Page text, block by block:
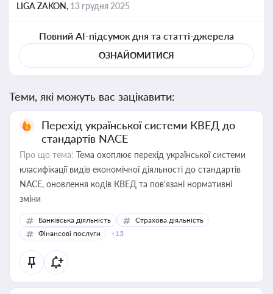
LIGA ZAKON, 13 грудня 2025
Повний AI-підсумок дня та статті-джерела
ОЗНАЙОМИТИСЯ
Теми, які можуть вас зацікавити:
Перехід української системи КВЕД до
стандартів NACE
Про що тема: Тема охоплює перехід української системи
класифікації видів економічної діяльності до стандартів
NACE, оновлення кодів КВЕД та пов'язані нормативні
зміни
Банківська діяльність
Страхова діяльність
Фінансові послуги
+13